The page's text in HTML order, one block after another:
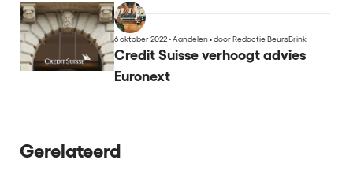
6 oktober 2022 - Aandelen•door Redactie BeursBrink
Credit Suisse verhoogt advies
Euronext
Gerelateerd